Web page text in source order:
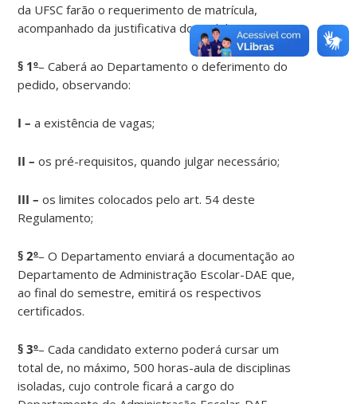
da UFSC farão o requerimento de matrícula,
acompanhado da justificativa do pedido.
§ 1º– Caberá ao Departamento o deferimento do
pedido, observando:
I –a existência de vagas;
II –os pré-requisitos, quando julgar necessário;
III –os limites colocados pelo art. 54 deste
Regulamento;
§ 2º– O Departamento enviará a documentação ao
Departamento de Administração Escolar-DAE que,
ao final do semestre, emitirá os respectivos
certificados.
§ 3º– Cada candidato externo poderá cursar um
total de, no máximo, 500 horas-aula de disciplinas
isoladas, cujo controle ficará a cargo do